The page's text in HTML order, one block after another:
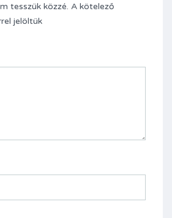
tesszük közzé. A kötelező
jelöltük